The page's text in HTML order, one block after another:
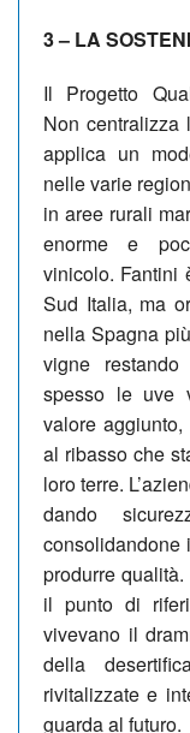
3 – LA
Il Progetto
Non
applica un
nelle varie
in aree rurali
enorme e
vinicolo. Fantini
Sud Italia, ma
nella Spagna
vigne
spesso le uve
valore
al ribasso che
loro terre.
dando
consolidandone
produrre
il punto di
vivevano il
della
rivitalizzate e
guarda al futuro.